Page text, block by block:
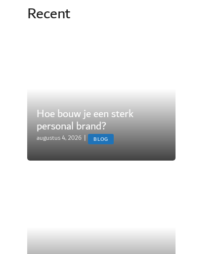
Recent
Hoe bouw je een sterk
personal brand?
augustus 4, 2026 | BLOG